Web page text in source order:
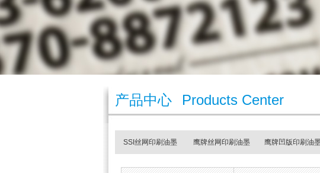
产品中心 Products Center
SSI丝网印刷油墨 鹰牌丝网印刷油墨 鹰牌凹版印刷油